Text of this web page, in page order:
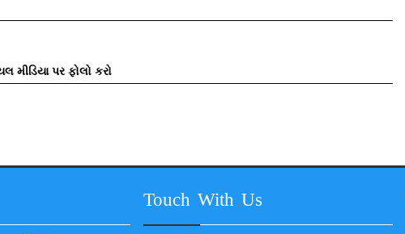
પર ફોલો કરો
Touch With Us